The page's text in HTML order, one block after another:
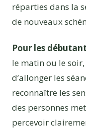
réparties dans la
de nouveaux
Pour les
le matin ou le
d’allonger les
reconnaître les
des personnes
percevoir